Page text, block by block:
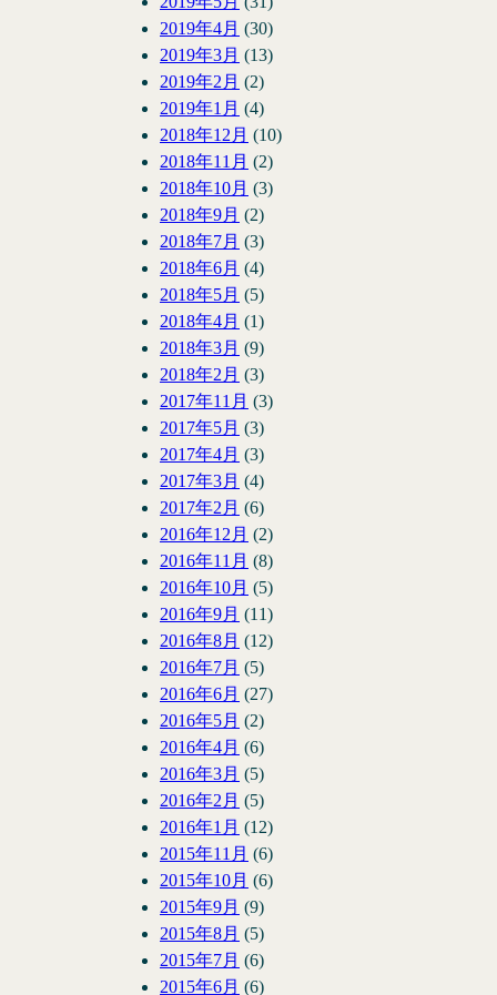
2019年4月 (30)
2019年3月 (13)
2019年2月 (2)
2019年1月 (4)
2018年12月 (10)
2018年11月 (2)
2018年10月 (3)
2018年9月 (2)
2018年7月 (3)
2018年6月 (4)
2018年5月 (5)
2018年4月 (1)
2018年3月 (9)
2018年2月 (3)
2017年11月 (3)
2017年5月 (3)
2017年4月 (3)
2017年3月 (4)
2017年2月 (6)
2016年12月 (2)
2016年11月 (8)
2016年10月 (5)
2016年9月 (11)
2016年8月 (12)
2016年7月 (5)
2016年6月 (27)
2016年5月 (2)
2016年4月 (6)
2016年3月 (5)
2016年2月 (5)
2016年1月 (12)
2015年11月 (6)
2015年10月 (6)
2015年9月 (9)
2015年8月 (5)
2015年7月 (6)
2015年6月 (6)